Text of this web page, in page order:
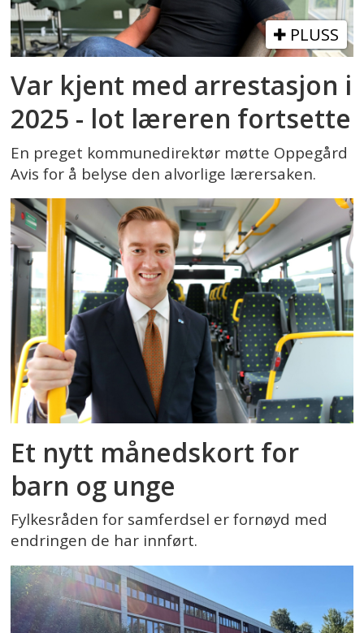
PLUSS
Var kjent med arrestasjon i
2025 - lot læreren fortsette
En preget kommunedirektør møtte Oppegård
Avis for å belyse den alvorlige lærersaken.
Et nytt månedskort for
barn og unge
Fylkesråden for samferdsel er fornøyd med
endringen de har innført.